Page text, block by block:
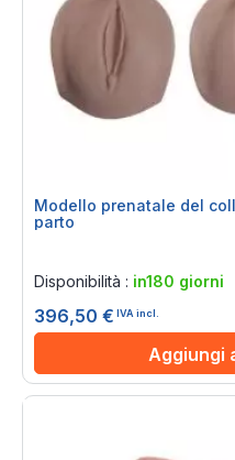
Modello prenatale del
parto
Disponibilità : in180 giorni
396,50 € IVA incl.
Aggiungi